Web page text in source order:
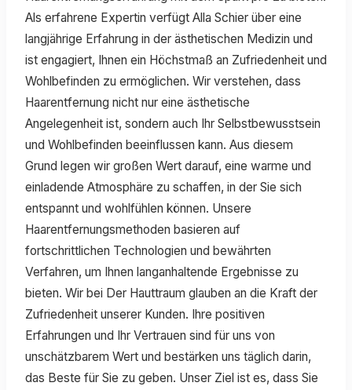
Als erfahrene Expertin verfügt Alla Schier über eine
langjährige Erfahrung in der ästhetischen Medizin und
ist engagiert, Ihnen ein Höchstmaß an Zufriedenheit und
Wohlbefinden zu ermöglichen. Wir verstehen, dass
Haarentfernung nicht nur eine ästhetische
Angelegenheit ist, sondern auch Ihr Selbstbewusstsein
und Wohlbefinden beeinflussen kann. Aus diesem
Grund legen wir großen Wert darauf, eine warme und
einladende Atmosphäre zu schaffen, in der Sie sich
entspannt und wohlfühlen können. Unsere
Haarentfernungsmethoden basieren auf
fortschrittlichen Technologien und bewährten
Verfahren, um Ihnen langanhaltende Ergebnisse zu
bieten. Wir bei Der Hauttraum glauben an die Kraft der
Zufriedenheit unserer Kunden. Ihre positiven
Erfahrungen und Ihr Vertrauen sind für uns von
unschätzbarem Wert und bestärken uns täglich darin,
das Beste für Sie zu geben. Unser Ziel ist es, dass Sie